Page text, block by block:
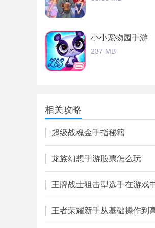
小小宠物园手游
237 MB
相关攻略
超级战魂金手指秘籍
龙族幻想手游股票怎么玩
王牌战士狙击型选手在游戏
王者荣耀新手从基础操作到